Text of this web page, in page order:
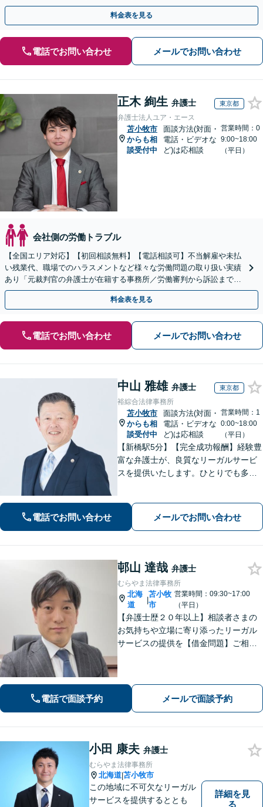
士にご相談ください。【電話相談可】【休日・夜間面談可】
料金表を見る
電話でお問い合わせ メールでお問い合わせ
正木 絢生 弁護士 東京都
弁護士法人ユア・エース
苫小牧市
からも相
談受付中
面談方法(対面・
電話・ビデオな
ど)は応相談
営業時間：0
9:00~18:00
（平日）
会社側の労働トラブル
【全国エリア対応】【初回相談無料】【電話相談可】不当解雇や未払
い残業代、職場でのハラスメントなど様々な労働問題の取り扱い実績
あり「元裁判官の弁護士が在籍する事務所／労働審判から訴訟まで、
裁判官経験を活かした最適な戦略を立案」
料金表を見る
電話でお問い合わせ メールでお問い合わせ
中山 雅雄 弁護士 東京都
裕綜合法律事務所
苫小牧市
からも相
談受付中
面談方法(対面・
電話・ビデオな
ど)は応相談
営業時間：1
0:00~18:00
（平日）
【新橋駅5分】【完全成功報酬】経験豊
富な弁護士が、良質なリーガルサービ
スを提供いたします。ひとりでも多く
す。お困りの際は、ぜひご相談くださ
い。【弁護士歴20年以上】
電話でお問い合わせ メールでお問い合わせ
邨山 達哉 弁護士
むらやま法律事務所
北海
道
|
苫小牧
市
営業時間：09:30~17:00
（平日）
【弁護士歴２０年以上】相談者さまの
お気持ちや立場に寄り添ったリーガル
サービスの提供を【借金問題】ご相談
業連携で円滑対応！【分割払いOK】
電話で面談予約 メールで面談予約
小田 康夫 弁護士
むらやま法律事務所
北海道|苫小牧市
この地域に不可欠なリーガル
サービスを提供するととも
詳細を見
る